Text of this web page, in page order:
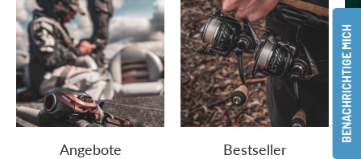
Angebote Bestseller
BENACHRICHTIGE MICH